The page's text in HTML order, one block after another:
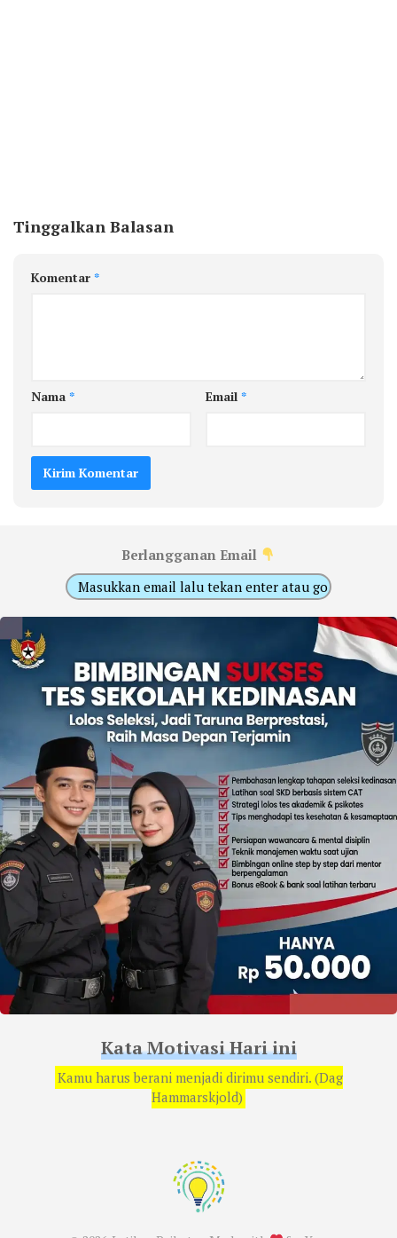
Tinggalkan Balasan
Komentar *
Nama * Email *
Berlangganan Email
Kata Motivasi Hari ini
Kamu harus berani menjadi dirimu sendiri. (Dag
Hammarskjold)